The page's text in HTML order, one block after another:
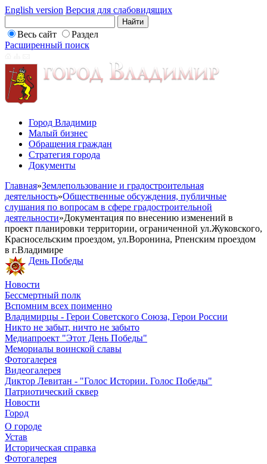
English version Версия для слабовидящих
Весь сайт
Раздел
Расширенный поиск
Город Владимир
Малый бизнес
Обращения граждан
Стратегия города
Документы
Главная»Землепользование и градостроительная
деятельность»Общественные обсуждения, публичные
слушания по вопросам в сфере градостроительной
деятельности»Документация по внесению изменений в
проект планировки территории, ограниченной ул.Жуковского,
Красносельским проездом, ул.Воронина, Рпенским проездом
в г.Владимире
День Победы
Новости
Бессмертный полк
Вспомним всех поименно
Владимирцы - Герои Советского Союза, Герои России
Никто не забыт, ничто не забыто
Медиапроект "Этот День Победы"
Мемориалы воинской славы
Фотогалерея
Видеогалерея
Диктор Левитан - "Голос Истории. Голос Победы"
Патриотический сквер
Новости
Город
О городе
Устав
Историческая справка
Фотогалерея